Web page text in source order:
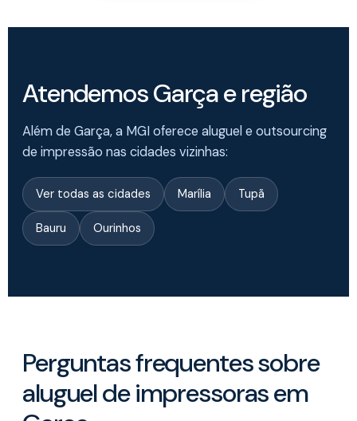
Atendemos Garça e região
Além de Garça, a MGI oferece aluguel e outsourcing
de impressão nas cidades vizinhas:
Ver todas as cidades Marília Tupã
Bauru Ourinhos
Perguntas frequentes sobre
aluguel de impressoras em